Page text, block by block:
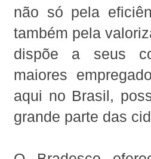
não só pela
também pela
dispõe a seus
maiores
aqui no Brasil,
grande parte das